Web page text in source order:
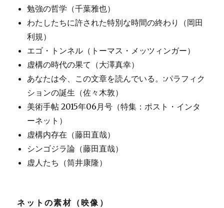
勉強の哲学（千葉雅也）
わたしたちに許された特別な時間の終わり（岡田
利規）
エゴ・トンネル（トーマス・メッツィンガー）
虚構の時代の果て（大澤真幸）
あなたは今、この文章を読んでいる。:パラフィク
ションの誕生（佐々木敦）
美術手帖 2015年06月号（特集：ポスト・インタ
ーネット）
虚構内存在（藤田直哉）
シンゴジラ論（藤田直哉）
虚人たち（筒井康隆）
ネットの素材（映像）